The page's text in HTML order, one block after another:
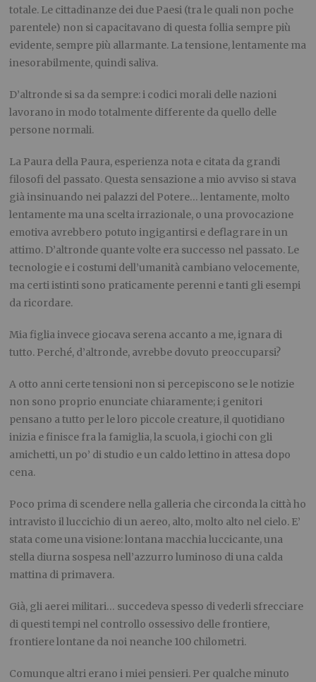
totale. Le cittadinanze dei due Paesi (tra le quali non poche
parentele) non si capacitavano di questa follia sempre più
evidente, sempre più allarmante. La tensione, lentamente ma
inesorabilmente, quindi saliva.
D’altronde si sa da sempre: i codici morali delle nazioni
lavorano in modo totalmente differente da quello delle
persone normali.
La Paura della Paura, esperienza nota e citata da grandi
filosofi del passato. Questa sensazione a mio avviso si stava
già insinuando nei palazzi del Potere… lentamente, molto
lentamente ma una scelta irrazionale, o una provocazione
emotiva avrebbero potuto ingigantirsi e deflagrare in un
attimo. D’altronde quante volte era successo nel passato. Le
tecnologie e i costumi dell’umanità cambiano velocemente,
ma certi istinti sono praticamente perenni e tanti gli esempi
da ricordare.
Mia figlia invece giocava serena accanto a me, ignara di
tutto. Perché, d’altronde, avrebbe dovuto preoccuparsi?
A otto anni certe tensioni non si percepiscono se le notizie
non sono proprio enunciate chiaramente; i genitori
pensano a tutto per le loro piccole creature, il quotidiano
inizia e finisce fra la famiglia, la scuola, i giochi con gli
amichetti, un po’ di studio e un caldo lettino in attesa dopo
cena.
Poco prima di scendere nella galleria che circonda la città ho
intravisto il luccichio di un aereo, alto, molto alto nel cielo. E’
stata come una visione: lontana macchia luccicante, una
stella diurna sospesa nell’azzurro luminoso di una calda
mattina di primavera.
Già, gli aerei militari… succedeva spesso di vederli sfrecciare
di questi tempi nel controllo ossessivo delle frontiere,
frontiere lontane da noi neanche 100 chilometri.
Comunque altri erano i miei pensieri. Per qualche minuto